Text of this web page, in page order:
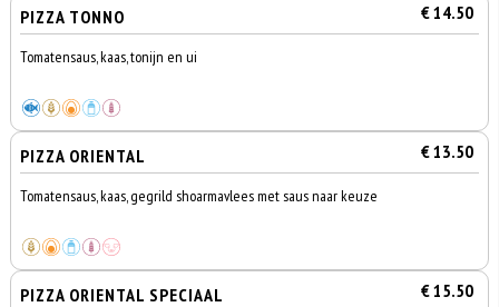
PIZZA TONNO € 14.50
Tomatensaus, kaas, tonijn en ui
PIZZA ORIENTAL € 13.50
Tomatensaus, kaas, gegrild shoarmavlees met saus naar keuze
PIZZA ORIENTAL SPECIAAL € 15.50